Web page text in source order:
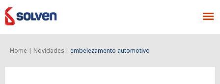
Home | Novidades | embelezamento automotivo